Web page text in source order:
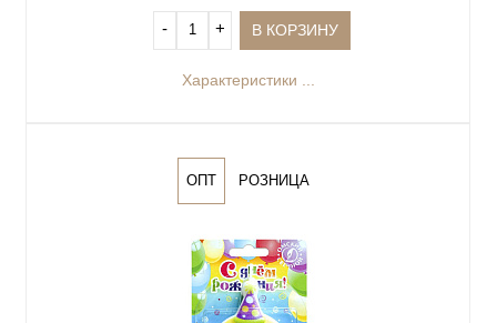
‐ + В КОРЗИНУ
Характеристики ...
ОПТ РОЗНИЦА